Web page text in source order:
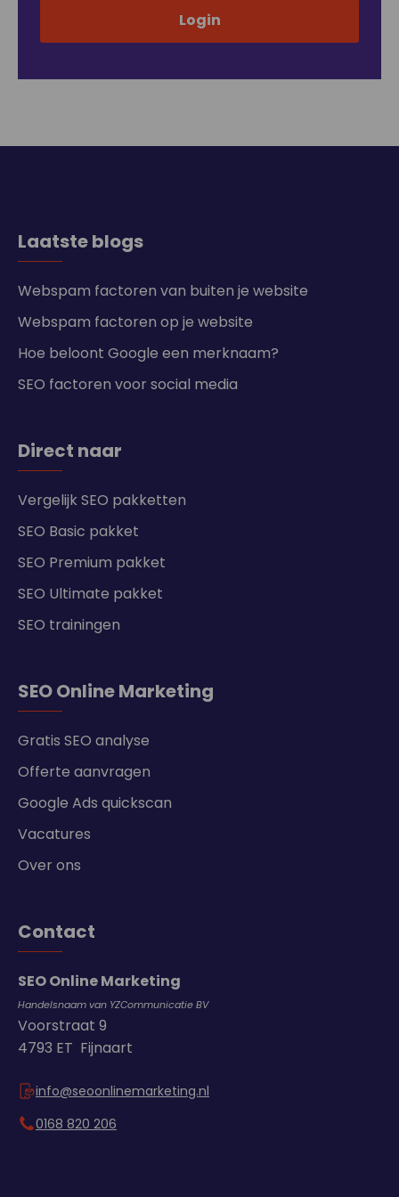
Laatste blogs
Webspam factoren van buiten je website
Webspam factoren op je website
Hoe beloont Google een merknaam?
SEO factoren voor social media
Direct naar
Vergelijk SEO pakketten
SEO Basic pakket
SEO Premium pakket
SEO Ultimate pakket
SEO trainingen
SEO Online Marketing
Gratis SEO analyse
Offerte aanvragen
Google Ads quickscan
Vacatures
Over ons
Contact
SEO Online Marketing
Handelsnaam van YZCommunicatie BV
Voorstraat 9
4793 ET Fijnaart
info@seoonlinemarketing.nl
0168 820 206